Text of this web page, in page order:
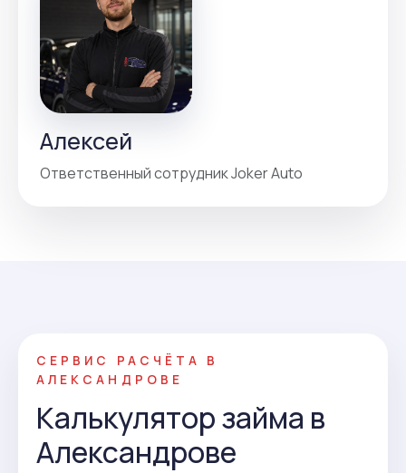
Алексей
Ответственный сотрудник Joker Auto
СЕРВИС РАСЧЁТА В
АЛЕКСАНДРОВЕ
Калькулятор займа в
Александрове